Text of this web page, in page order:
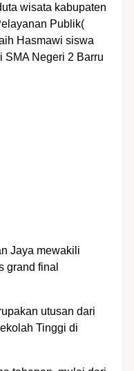
wisata kabupaten
Publik(
Hasmawi siswa
SMA Negeri 2 Barru
Jaya mewakili
grand final
utusan dari
Tinggi di